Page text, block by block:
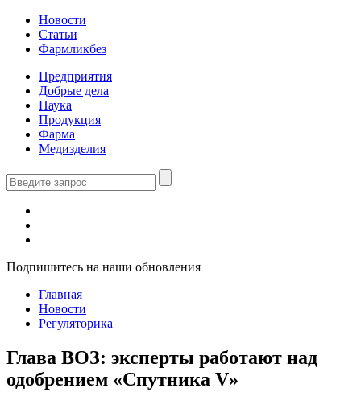
Новости
Статьи
Фармликбез
Предприятия
Добрые дела
Наука
Продукция
Фарма
Медизделия
Подпишитесь на наши обновления
Главная
Новости
Регуляторика
Глава ВОЗ: эксперты работают над
одобрением «Спутника V»